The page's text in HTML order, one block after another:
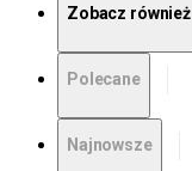
Zobacz również
Polecane
Najnowsze